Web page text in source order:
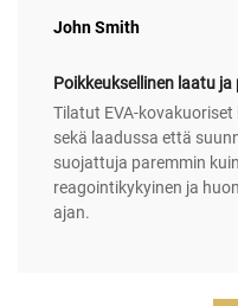
John Smith
Poikkeuksellinen laatu ja
Tilatut EVA-
sekä laadussa että
suojattuja paremmin
reagointikykyinen ja
ajan.